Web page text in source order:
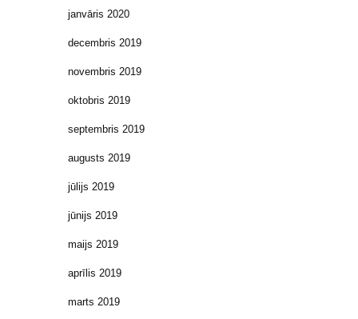
janvāris 2020
decembris 2019
novembris 2019
oktobris 2019
septembris 2019
augusts 2019
jūlijs 2019
jūnijs 2019
maijs 2019
aprīlis 2019
marts 2019